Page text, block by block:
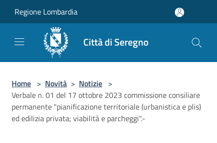
Regione Lombardia
Città di Seregno
Home > Novità > Notizie >
Verbale n. 01 del 17 ottobre 2023 commissione consiliare
permanente "pianificazione territoriale (urbanistica e plis)
ed edilizia privata; viabilità e parcheggi".-